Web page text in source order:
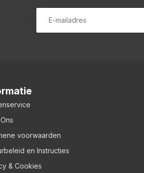
voorwaarden
en Instructies
& Cookies